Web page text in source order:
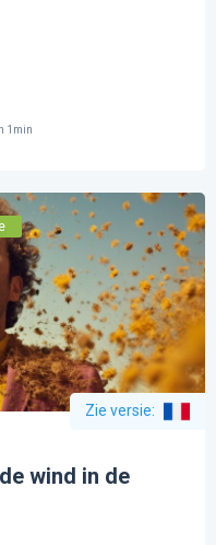
1 min
Zie versie:
wind in de